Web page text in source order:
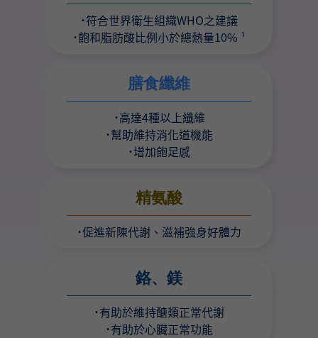
˙符合世界衛生組織WHO之建議
˙飽和脂肪酸比例小於總熱量10% ¹
膳食纖維
˙高達4種以上纖維
˙幫助維持消化道機能
˙增加飽足感
精氨酸
˙促進新陳代謝、滋補強身好體力
鉻、鎂
˙有助於維持醣類正常代謝
˙有助於心臟正常功能